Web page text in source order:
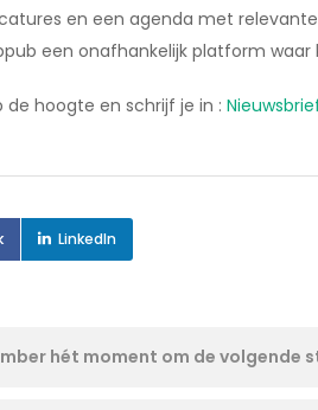
en een agenda met
een onafhankelijk platform
de hoogte en schrijf je in :
LinkedIn
hét moment om de volgende